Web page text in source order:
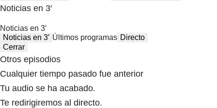
Noticias en 3′
Noticias en 3′
Noticias en 3′ Últimos programas Directo
Cerrar
Otros episodios
Cualquier tiempo pasado fue anterior
Tu audio se ha acabado.
Te redirigiremos al directo.